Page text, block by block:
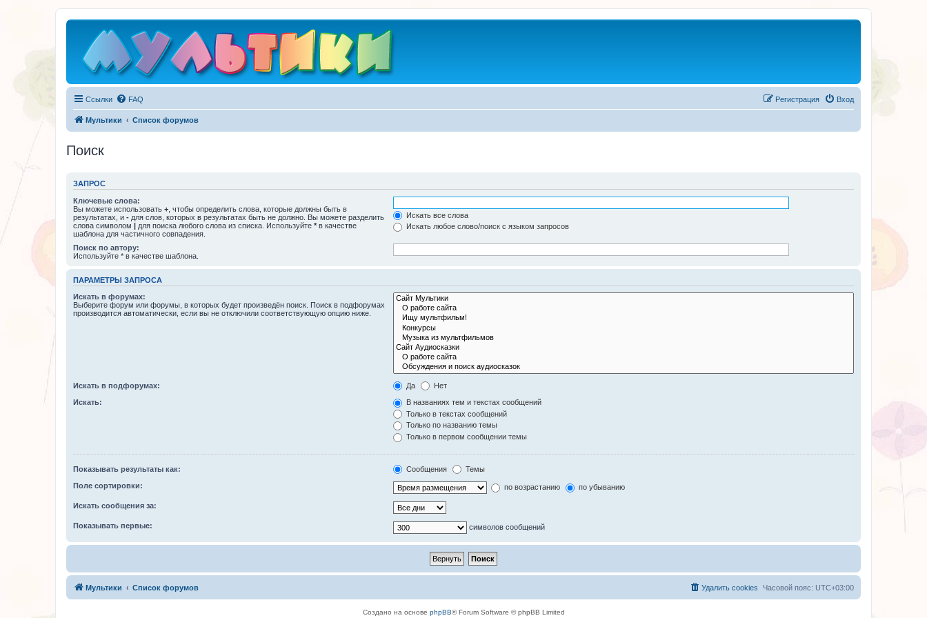
Ссылки FAQ Вход
Регистрация
Мультики Список форумов
Поиск
ЗАПРОС
Ключевые слова:
Вы можете использовать + , чтобы определить слова, которые должны быть в
результатах, и - для слов, которых в результатах быть не должно. Вы можете разделить
слова символом | для поиска любого слова из списка. Используйте * в качестве
шаблона для частичного совпадения.
Искать все слова
Искать любое слово/поиск с языком запросов
Поиск по автору:
Используйте * в качестве шаблона.
ПАРАМЕТРЫ ЗАПРОСА
Искать в форумах:
Выберите форум или форумы, в которых будет произведён поиск. Поиск в подфорумах
производится автоматически, если вы не отключили соответствующую опцию ниже.
Искать в подфорумах: Да Нет
Искать:
В названиях тем и текстах сообщений
Только в текстах сообщений
Только по названию темы
Только в первом сообщении темы
Показывать результаты как: Сообщения Темы
Поле сортировки: по возрастанию по убыванию
Искать сообщения за:
Показывать первые: символов сообщений
Мультики Список форумов Часовой пояс: UTC+03:00
Удалить cookies
Создано на основе phpBB® Forum Software © phpBB Limited